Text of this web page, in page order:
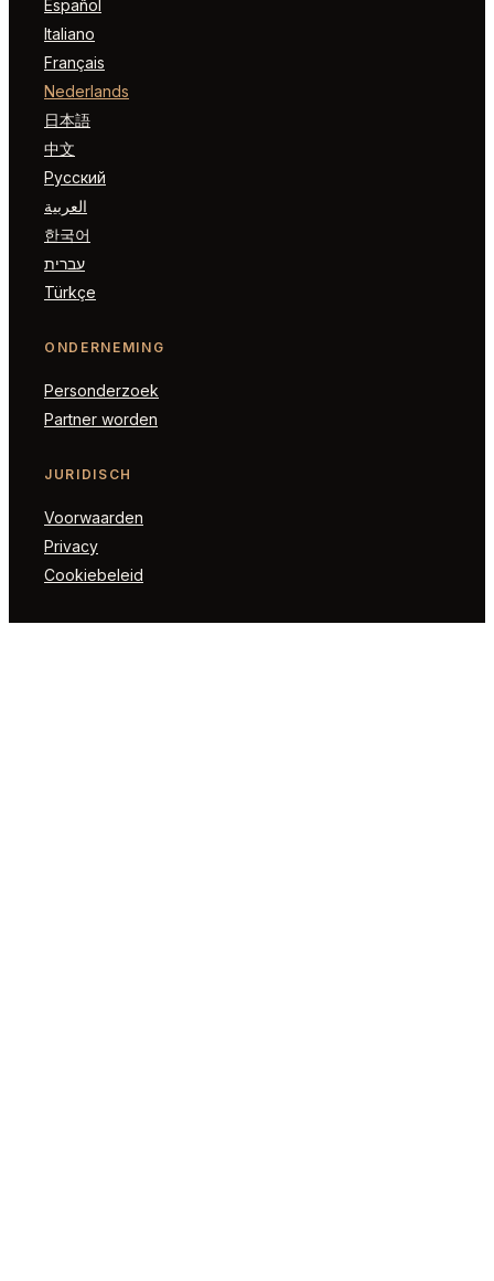
Español
Italiano
Français
Nederlands
日本語
中文
Русский
العربية
한국어
עברית
Türkçe
ONDERNEMING
Personderzoek
Partner worden
JURIDISCH
Voorwaarden
Privacy
Cookiebeleid